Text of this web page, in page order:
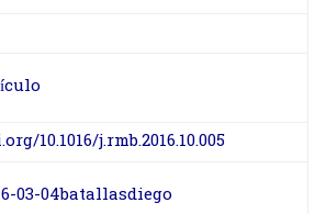
10.1016/j.rmb.2016.10.005
03-04batallasdiego